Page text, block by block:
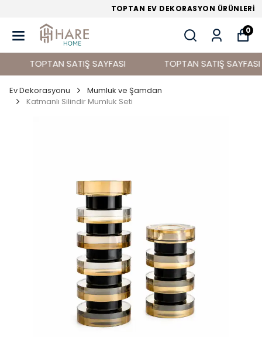
TOPTAN EV DEKORASYON ÜRÜNLERİ
0
TOPTAN SATIŞ SAYFASI TOPTAN SATIŞ SAYFASI
Ev Dekorasyonu
Mumluk ve Şamdan
Katmanlı Silindir Mumluk Seti